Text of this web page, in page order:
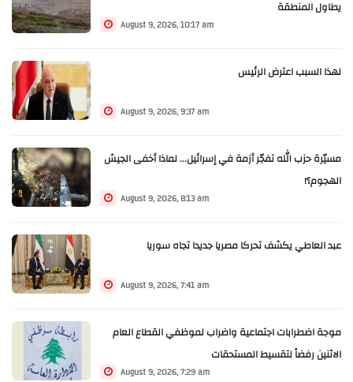
يطاول المنطقة
August 9, 2026, 10:17 am
لهذا السبب اعترض الرئيس
August 9, 2026, 9:37 am
مسيّرة حزب الله تفجّر أزمة في إسرائيل... لماذا أخفى الجيش
الهجوم؟!
August 9, 2026, 8:13 am
عبد العاطي يكشف تحركا مصريا جديدا تجاه سوريا
August 9, 2026, 7:41 am
موجة اضطرابات اجتماعية واضراب لموظفي القطاع العام
الاثنين رفضاً لتقسيط المستحقات
August 9, 2026, 7:29 am